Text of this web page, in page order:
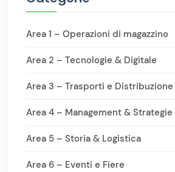
Area 1 – Operazioni di magazzino
Area 2 – Tecnologie & Digitale
Area 3 – Trasporti e Distribuzione
Area 4 – Management & Strategie
Area 5 – Storia & Logistica
Area 6 – Eventi e Fiere